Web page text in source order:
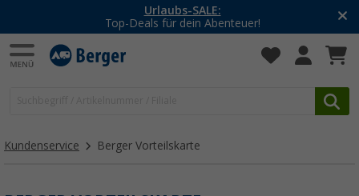
Urlaubs-SALE:
Top-Deals für dein Abenteuer!
Kundenservice Berger Vorteilskarte